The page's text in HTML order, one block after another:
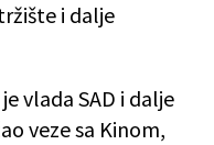
i dalje
vlada SAD i dalje
veze sa Kinom,